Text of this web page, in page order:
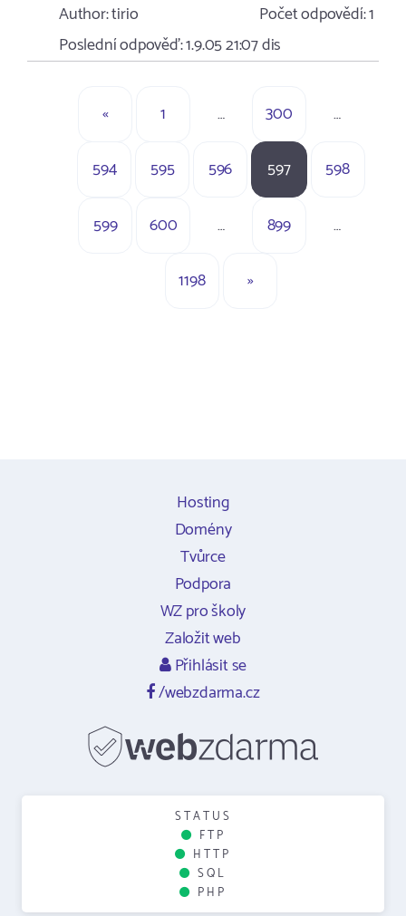
Author:tirio Počet odpovědí:1
Poslední odpověď:1.9.05 21:07dis
« 1 … 300 …
594 595 596 597 598
599 600 … 899 …
1198 »
Hosting
Domény
Tvůrce
Podpora
WZ pro školy
Založit web
Přihlásit se
/webzdarma.cz
STATUS
FTP
HTTP
SQL
PHP